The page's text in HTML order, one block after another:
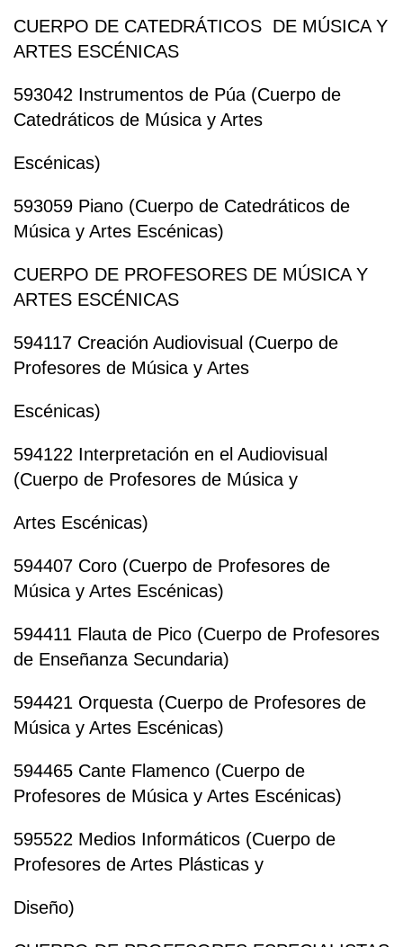
CUERPO DE CATEDRÁTICOS DE MÚSICA Y
ARTES ESCÉNICAS
593042 Instrumentos de Púa (Cuerpo de
Catedráticos de Música y Artes
Escénicas)
593059 Piano (Cuerpo de Catedráticos de
Música y Artes Escénicas)
CUERPO DE PROFESORES DE MÚSICA Y
ARTES ESCÉNICAS
594117 Creación Audiovisual (Cuerpo de
Profesores de Música y Artes
Escénicas)
594122 Interpretación en el Audiovisual
(Cuerpo de Profesores de Música y
Artes Escénicas)
594407 Coro (Cuerpo de Profesores de
Música y Artes Escénicas)
594411 Flauta de Pico (Cuerpo de Profesores
de Enseñanza Secundaria)
594421 Orquesta (Cuerpo de Profesores de
Música y Artes Escénicas)
594465 Cante Flamenco (Cuerpo de
Profesores de Música y Artes Escénicas)
595522 Medios Informáticos (Cuerpo de
Profesores de Artes Plásticas y
Diseño)